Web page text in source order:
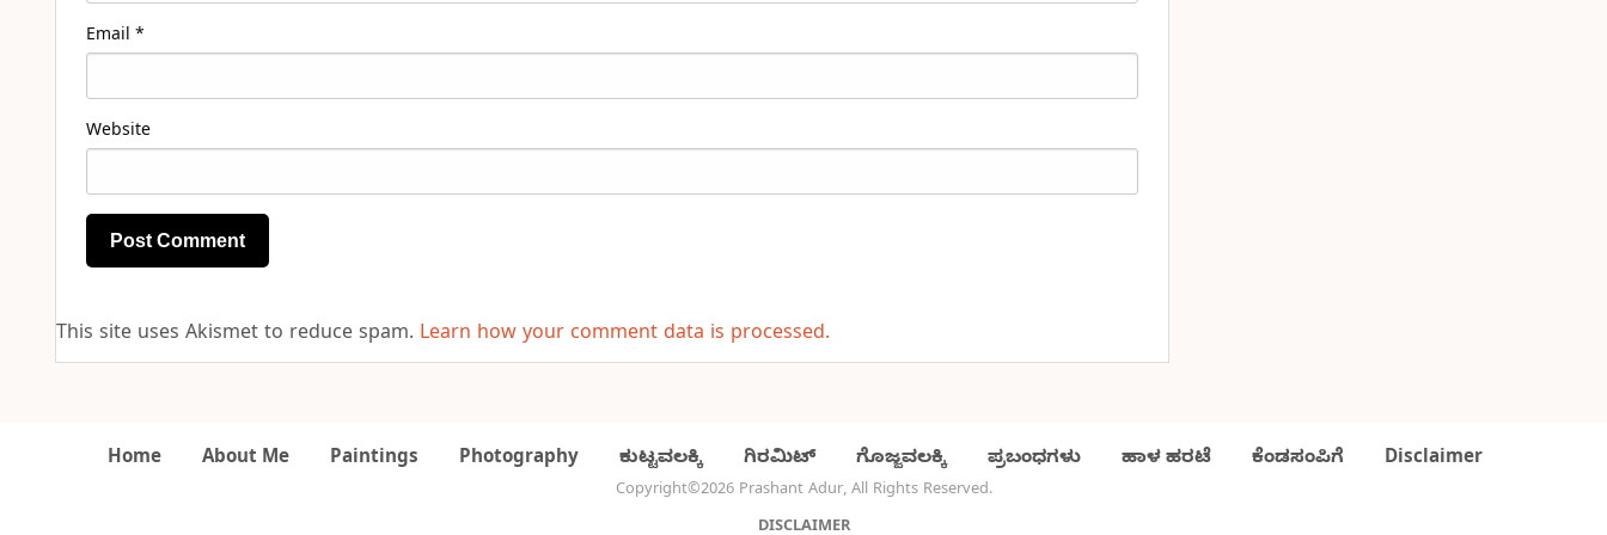
Email *
Website
This site uses Akismet to reduce spam. Learn how your comment data is processed.
Home About Me Paintings Photography ಕುಟ್ಟವಲಕ್ಕಿ ಗಿರಮಿಟ್ ಗೊಜ್ಜವಲಕ್ಕಿ ಪ್ರಬಂಧಗಳು ಹಾಳ ಹರಟೆ ಕೆಂಡಸಂಪಿಗೆ Disclaimer
Copyright©2026 Prashant Adur, All Rights Reserved.
DISCLAIMER